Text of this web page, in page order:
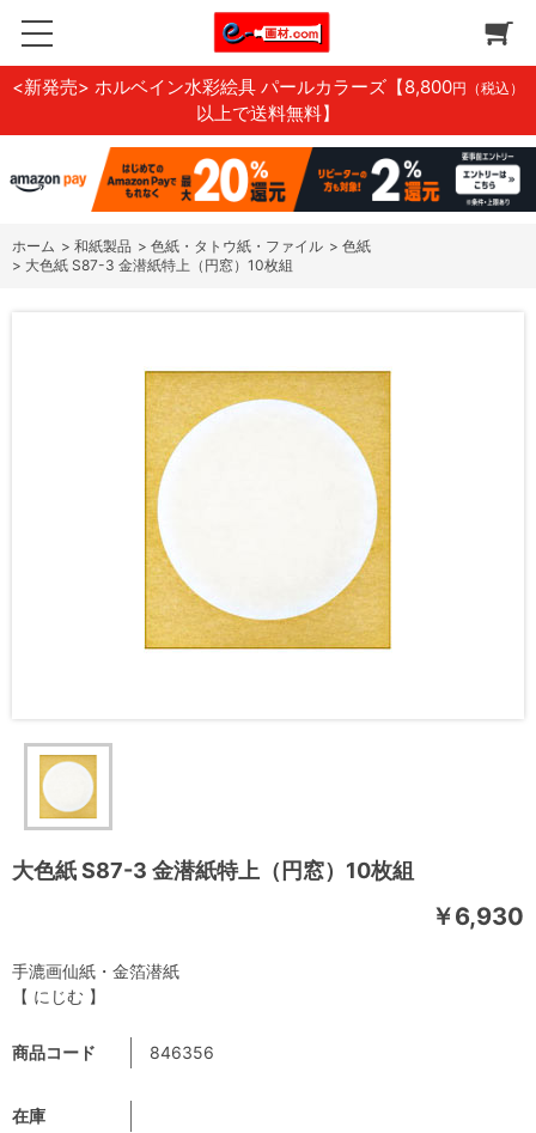
<新発売> ホルベイン水彩絵具 パールカラーズ 【8,800円（税込）
以上で送料無料】
ホーム > 和紙製品 > 色紙・タトウ紙・ファイル > 色紙
> 大色紙 S87-3 金潜紙特上（円窓）10枚組
大色紙 S87-3 金潜紙特上（円窓）10枚組
￥6,930
商品コード 846356
在庫
手漉画仙紙・金箔潜紙
【 にじむ 】